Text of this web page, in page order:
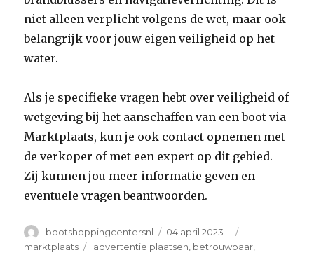
niet alleen verplicht volgens de wet, maar ook
belangrijk voor jouw eigen veiligheid op het
water.
Als je specifieke vragen hebt over veiligheid of
wetgeving bij het aanschaffen van een boot via
Marktplaats, kun je ook contact opnemen met
de verkoper of met een expert op dit gebied.
Zij kunnen jou meer informatie geven en
eventuele vragen beantwoorden.
Author
bootshoppingcentersnl
Posted
on
04 april 2023
marktplaats
Tags
advertentie plaatsen betrouwbaar